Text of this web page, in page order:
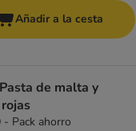
Añadir a la cesta
de malta y
- Pack ahorro